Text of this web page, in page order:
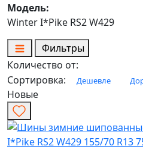
Модель:
Winter I*Pike RS2 W429
Фильтры
Количество от:
Сортировка:
Дешевле
Новые